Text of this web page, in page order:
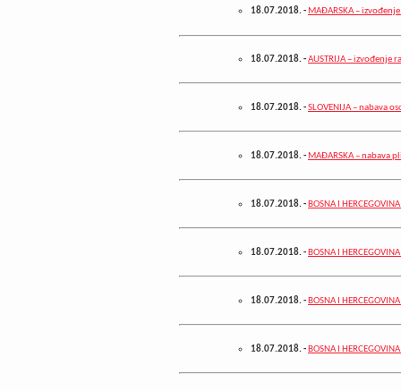
18.07.2018.- MAĐARSKA –
18.07.2018.-AUSTRIJA – izvođenje
18.07.2018.-SLOVENIJA – nabava
18.07.2018.- MAĐARSKA – nabava
18.07.2018.- BOSNA I
18.07.2018.- BOSNA I
18.07.2018.- BOSNA I
18.07.2018.- BOSNA I